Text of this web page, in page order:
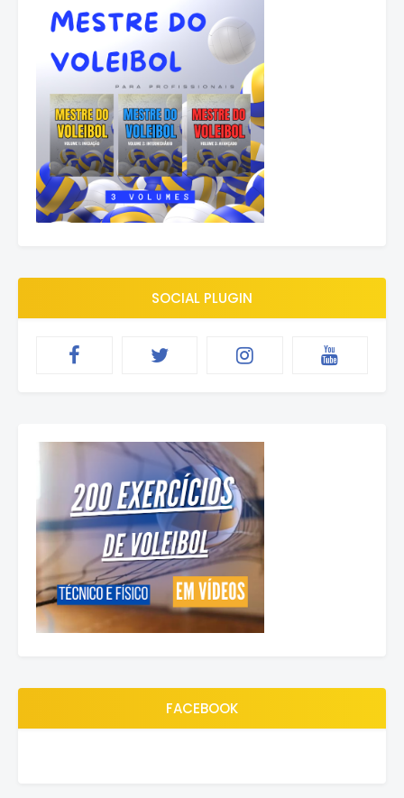
SOCIAL PLUGIN
FACEBOOK